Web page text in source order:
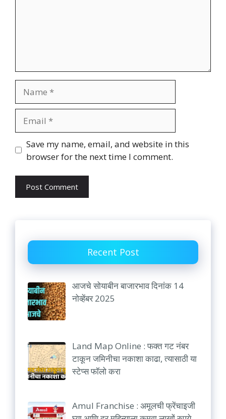
Website
Save my name, email, and website in this
browser for the next time I comment.
Recent Post
आजचे सोयाबीन बाजारभाव दिनांक 14
नोव्हेंबर 2025
Land Map Online : फक्त गट नंबर
टाकून जमिनीचा नकाशा काढा, त्यासाठी या
स्टेप्स फॉलो करा
Amul Franchise : अमूलची फ्रेंचाइजी